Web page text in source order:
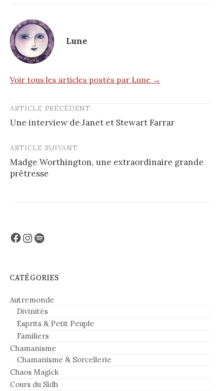
Lune
Voir tous les articles postés par Lune →
Post
navigation
ARTICLE PRÉCÉDENT
Une interview de Janet et Stewart Farrar
ARTICLE SUIVANT
Madge Worthington, une extraordinaire grande
prêtresse
Facebook
Instagram
Spotify
CATÉGORIES
Autremonde
Divinités
Esprits & Petit Peuple
Familiers
Chamanisme
Chamanisme & Sorcellerie
Chaos Magick
Cours du Sidh